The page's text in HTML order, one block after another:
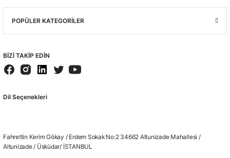
POPÜLER KATEGORİLER
BİZİ TAKİP EDİN
Dil Seçenekleri
Fahrettin Kerim Gökay / Erdem Sokak No:2 34662 Altunizade Mahallesi /
Altunizade / Üsküdar/ İSTANBUL